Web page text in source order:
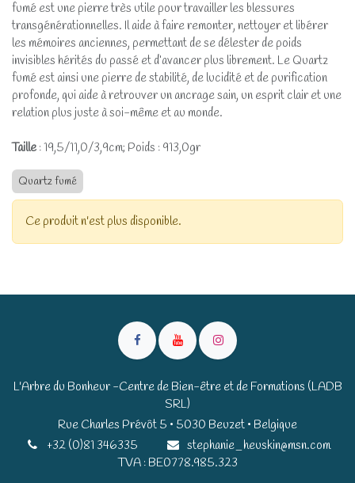
fumé est une pierre très utile pour travailler les blessures
transgénérationnelles. Il aide à faire remonter, nettoyer et libérer
les mémoires anciennes, permettant de se délester de poids
invisibles hérités du passé et d’avancer plus librement. Le Quartz
fumé est ainsi une pierre de stabilité, de lucidité et de purification
profonde, qui aide à retrouver un ancrage sain, un esprit clair et une
relation plus juste à soi-même et au monde.
Taille : 19,5/11,0/3,9cm; Poids : 913,0gr
Quartz fumé
Ce produit n'est plus disponible.
L'Arbre du Bonheur -Centre de Bien-être et de Formations (LADB
SRL)
Rue Charles Prévôt 5 • 5030 Beuzet • Belgique​​
+32 (0)81 346335
stephanie_heuskin@msn.com
TVA : BE0778.985.323